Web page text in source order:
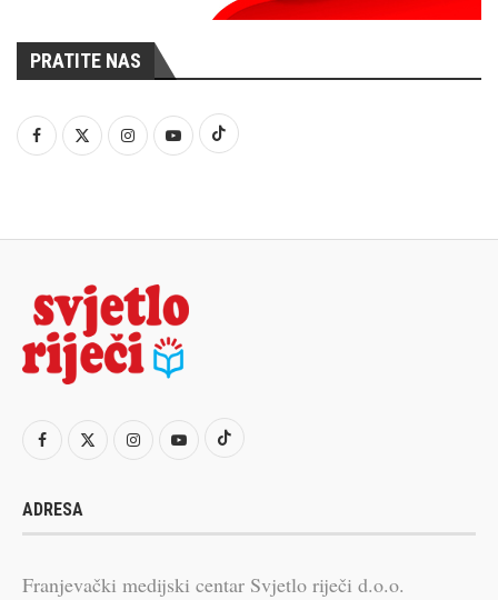
PRATITE NAS
ADRESA
Franjevački medijski centar Svjetlo riječi d.o.o.